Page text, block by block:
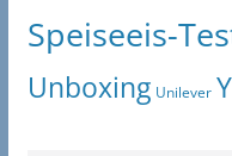
Speiseeis-
Unboxing Unilever